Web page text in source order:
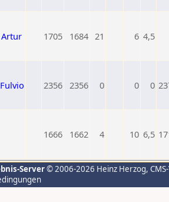
1705 1684 21 6 4,5
2356 2356 0 0 0
1666 1662 4 10 6,5
Server© 2006-2026 Heinz Herzog,